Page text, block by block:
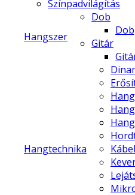
Színpadvilágítás
Hangszer
Dob
Gitár
Hangtechnika